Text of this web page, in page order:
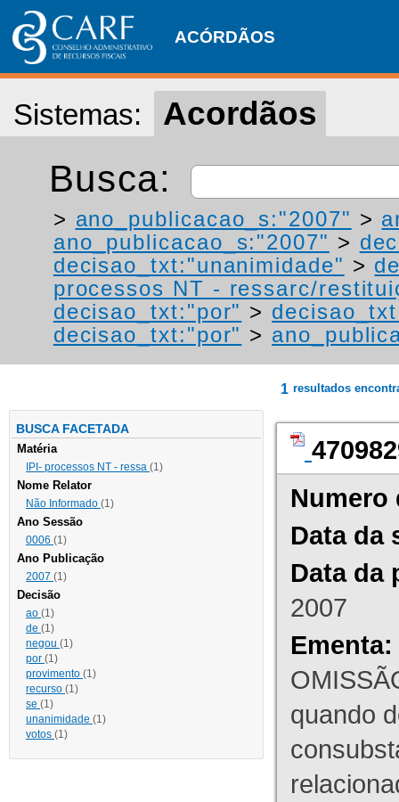
ACÓRDÃOS
Sistemas: Acordãos
Busca:
> ano_publicacao_s:"2007" >
ano_publicacao_s:"2007" >
decisao_txt:"unanimidade" >
processos NT - ressarc/
decisao_txt:"por" >
decisao_txt:"por" >
BUSCA FACETADA
Matéria
IPI- processos NT - ressa (1)
Nome Relator
Não Informado (1)
Ano Sessão
0006 (1)
Ano Publicação
2007 (1)
Decisão
ao (1)
de (1)
negou (1)
por (1)
provimento (1)
recurso (1)
se (1)
unanimidade (1)
votos (1)
1 resultados
Numero
Data da
Data da
2007
Ementa:
quando